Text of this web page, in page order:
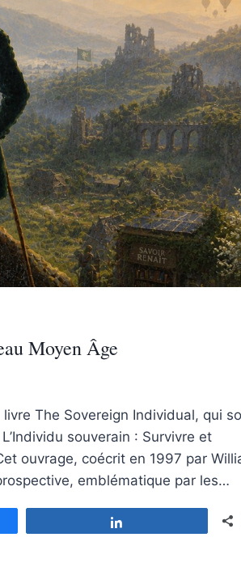
Moyen Âge
The Sovereign Individual, qui
souverain : Survivre et
ouvrage, coécrit en 1997 par
emblématique par les…